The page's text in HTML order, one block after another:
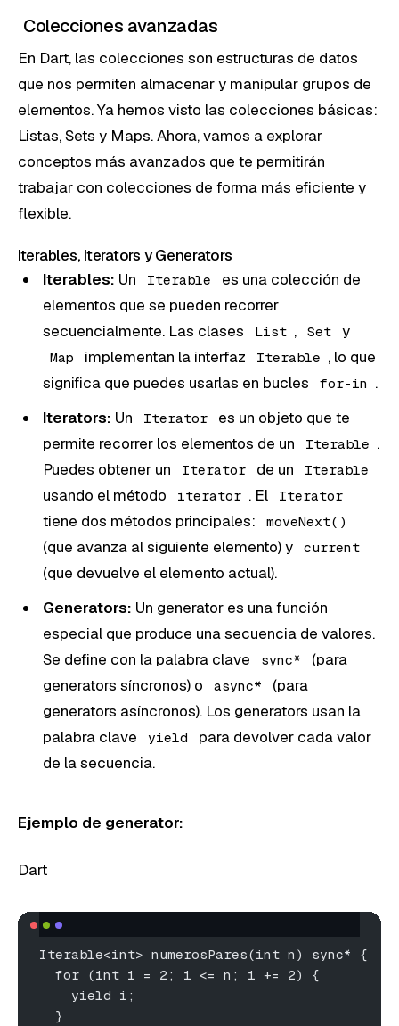
Colecciones avanzadas
En Dart, las colecciones son estructuras de datos
que nos permiten almacenar y manipular grupos de
elementos. Ya hemos visto las colecciones básicas:
Listas, Sets y Maps. Ahora, vamos a explorar
conceptos más avanzados que te permitirán
trabajar con colecciones de forma más eficiente y
flexible.
Iterables, Iterators y Generators
Iterables: Un Iterable
es una colección de
elementos que se pueden recorrer
secuencialmente. Las clases
List , Set y
Map implementan la interfaz Iterable , lo que
significa que puedes usarlas en bucles
for-in .
Iterators: Un Iterator
es un objeto que te
permite recorrer los elementos de un
Iterable .
Puedes obtener un
Iterator de un Iterable
usando el método iterator . El Iterator
tiene dos métodos principales: moveNext()
(que avanza al siguiente elemento) y current
(que devuelve el elemento actual).
Generators: Un generator es una función
especial que produce una secuencia de valores.
Se define con la palabra clave
sync*
(para
generators síncronos) o
async*
(para
generators asíncronos). Los generators usan la
palabra clave
yield
para devolver cada valor
de la secuencia.
Ejemplo de generator:
Dart
Iterable<int> numerosPares(int n) sync* {
  for (int i = 2; i <= n; i += 2) {
    yield i;
  }